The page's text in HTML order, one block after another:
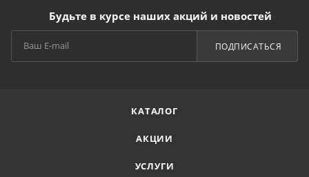
Будьте в курсе наших акций и новостей
ПОДПИСАТЬСЯ
КАТАЛОГ
АКЦИИ
УСЛУГИ